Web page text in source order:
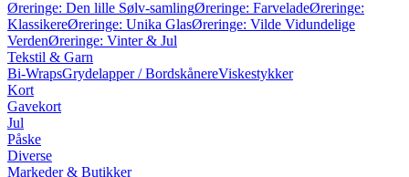
Øreringe: Den lille Sølv-samlingØreringe: FarveladeØreringe:
KlassikereØreringe: Unika GlasØreringe: Vilde Vidundelige
VerdenØreringe: Vinter & Jul
Tekstil & Garn
Bi-WrapsGrydelapper / BordskånereViskestykker
Kort
Gavekort
Jul
Påske
Diverse
Markeder & Butikker